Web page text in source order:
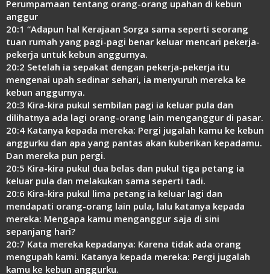
Perumpamaan tentang orang-orang upahan di kebun
anggur
20:1 “Adapun hal Kerajaan Sorga sama seperti seorang
tuan rumah yang pagi-pagi benar keluar mencari pekerja-
pekerja untuk kebun anggurnya.
20:2 Setelah ia sepakat dengan pekerja-pekerja itu
mengenai upah sedinar sehari, ia menyuruh mereka ke
kebun anggurnya.
20:3 Kira-kira pukul sembilan pagi ia keluar pula dan
dilihatnya ada lagi orang-orang lain menganggur di pasar.
20:4 Katanya kepada mereka: Pergi jugalah kamu ke kebun
anggurku dan apa yang pantas akan kuberikan kepadamu.
Dan mereka pun pergi.
20:5 Kira-kira pukul dua belas dan pukul tiga petang ia
keluar pula dan melakukan sama seperti tadi.
20:6 Kira-kira pukul lima petang ia keluar lagi dan
mendapati orang-orang lain pula, lalu katanya kepada
mereka: Mengapa kamu menganggur saja di sini
sepanjang hari?
20:7 Kata mereka kepadanya: Karena tidak ada orang
mengupah kami. Katanya kepada mereka: Pergi jugalah
kamu ke kebun anggurku.